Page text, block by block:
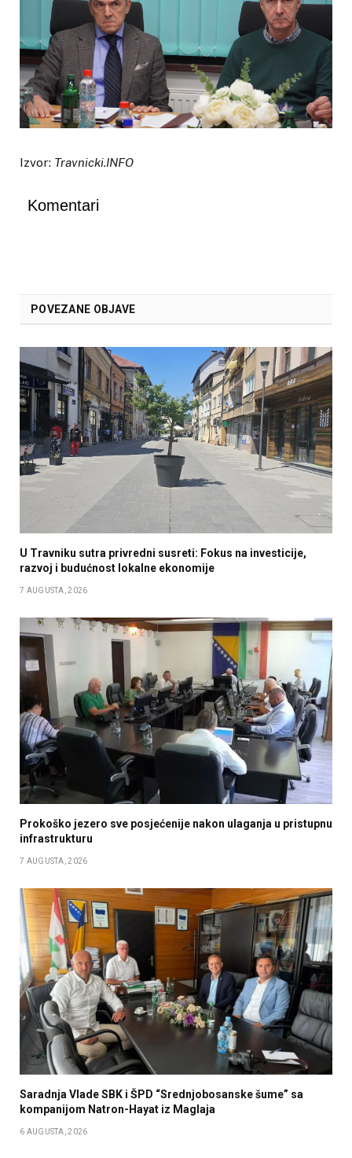
Izvor: Travnicki.INFO
Komentari
POVEZANE OBJAVE
U Travniku sutra privredni susreti: Fokus na investicije,
razvoj i budućnost lokalne ekonomije
7 AUGUSTA, 2026
Prokoško jezero sve posjećenije nakon ulaganja u pristupnu
infrastrukturu
7 AUGUSTA, 2026
Saradnja Vlade SBK i ŠPD “Srednjobosanske šume” sa
kompanijom Natron-Hayat iz Maglaja
6 AUGUSTA, 2026